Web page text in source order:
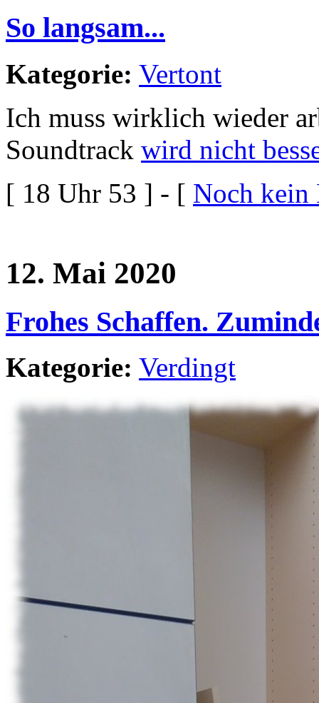
So langsam...
Kategorie: Vertont
Ich muss wirklich wieder
Soundtrack wird nicht
[ 18 Uhr 53 ] - [ Noch kein
12. Mai 2020
Frohes Schaffen.
Kategorie: Verdingt